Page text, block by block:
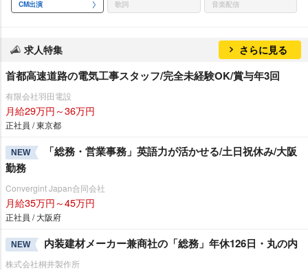
CM出演 歌詞 音楽配信
求人特集 さらに見る
首都高速道路の電気工事スタッフ/完全未経験OK/賞与年3回
有限会社羽田電設
月給29万円～36万円
正社員 / 東京都
NEW
「総務・営業事務」英語力が活かせる/土日祝休み/大阪
勤務
Convergint Japan合同会社
月給35万円～45万円
正社員 / 大阪府
NEW 内装建材メーカー兼商社の「総務」年休126日・丸の内
株式会社桐井製作所